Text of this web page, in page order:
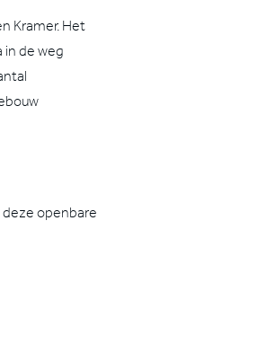
Kramer. Het
in de weg
openbare